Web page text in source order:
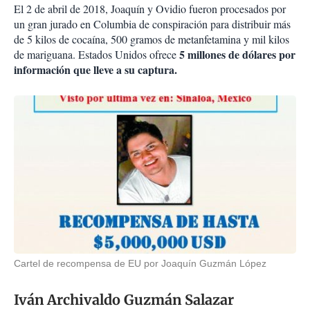
El 2 de abril de 2018, Joaquín y Ovidio fueron procesados por
un gran jurado en Columbia de conspiración para distribuir más
de 5 kilos de cocaína, 500 gramos de metanfetamina y mil kilos
de mariguana. Estados Unidos ofrece5 millones de dólares por
información que lleve a su captura.
Cartel de recompensa de EU por Joaquín Guzmán López
Iván Archivaldo Guzmán Salazar